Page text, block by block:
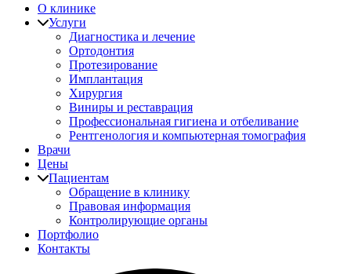
О клинике
Услуги
Диагностика и лечение
Ортодонтия
Протезирование
Имплантация
Хирургия
Виниры и реставрация
Профессиональная гигиена и отбеливание
Рентгенология и компьютерная томография
Врачи
Цены
Пациентам
Обращение в клинику
Правовая информация
Контролирующие органы
Портфолио
Контакты